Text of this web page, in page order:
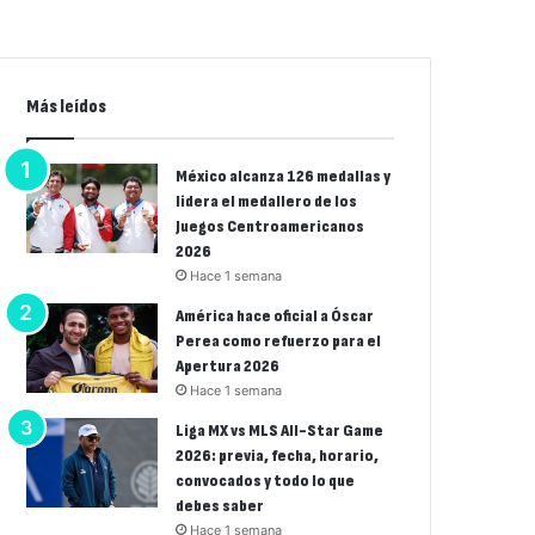
Más leídos
México alcanza 126 medallas y
lidera el medallero de los
Juegos Centroamericanos
2026
Hace 1 semana
América hace oficial a Óscar
Perea como refuerzo para el
Apertura 2026
Hace 1 semana
Liga MX vs MLS All-Star Game
2026: previa, fecha, horario,
convocados y todo lo que
debes saber
Hace 1 semana